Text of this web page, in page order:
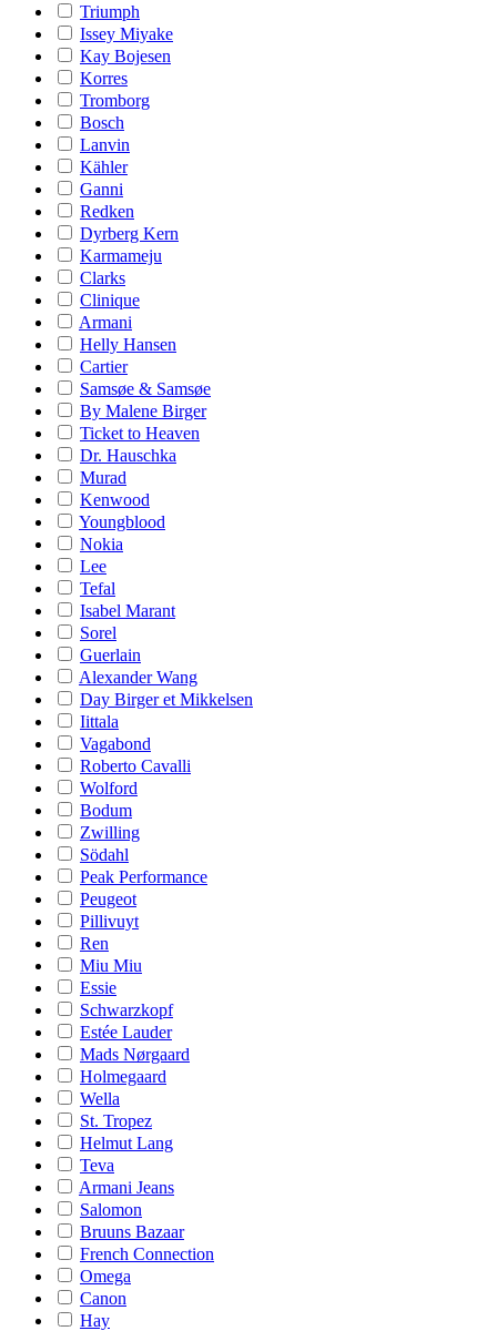
Triumph
Issey Miyake
Kay Bojesen
Korres
Tromborg
Bosch
Lanvin
Kähler
Ganni
Redken
Dyrberg Kern
Karmameju
Clarks
Clinique
Armani
Helly Hansen
Cartier
Samsøe & Samsøe
By Malene Birger
Ticket to Heaven
Dr. Hauschka
Murad
Kenwood
Youngblood
Nokia
Lee
Tefal
Isabel Marant
Sorel
Guerlain
Alexander Wang
Day Birger et Mikkelsen
Iittala
Vagabond
Roberto Cavalli
Wolford
Bodum
Zwilling
Södahl
Peak Performance
Peugeot
Pillivuyt
Ren
Miu Miu
Essie
Schwarzkopf
Estée Lauder
Mads Nørgaard
Holmegaard
Wella
St. Tropez
Helmut Lang
Teva
Armani Jeans
Salomon
Bruuns Bazaar
French Connection
Omega
Canon
Hay